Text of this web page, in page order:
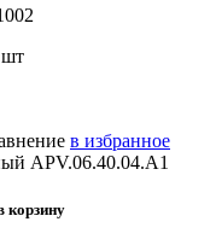
шт
в избранное
APV.06.40.04.A1
корзину